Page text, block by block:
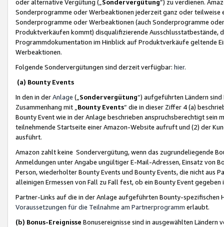
oder alternative Vergütung („ Sondervergütung”) zu verdienen.
Sonderprogramme oder Werbeaktionen jederzeit ganz oder
Sonderprogramme oder Werbeaktionen (auch Sonderprogramme
Produktverkäufen kommt) disqualifizierende Ausschlusstatbestände,
Programmdokumentation im Hinblick auf Produktverkäufe geltende
Werbeaktionen.
Folgende Sondervergütungen sind derzeit verfügbar: hier.
(a) Bounty Events
In den in derAnlage („ Sondervergütung“) aufgeführten Ländern
Zusammenhang mit „ Bounty Events“ die in dieser Ziffer 4 (a)
Bounty Event wie in der Anlage beschrieben anspruchsberechtigt sein
teilnehmende Startseite einer Amazon-Website aufruft und (2) der
ausführt.
Amazon zahlt keine Sondervergütung, wenn das zugrundeliegende
Anmeldungen unter Angabe ungültiger E-Mail-Adressen, Einsatz von
Person, wiederholter Bounty Events und Bounty Events, die nicht
alleinigen Ermessen von Fall zu Fall fest, ob ein Bounty Event
Partner-Links auf die in der Anlage aufgeführten Bounty-spezifischen
Voraussetzungen für die Teilnahme am Partnerprogramm erlaubt.
(b) Bonus-Ereignisse Bonusereignisse sind in ausgewählten Ländern